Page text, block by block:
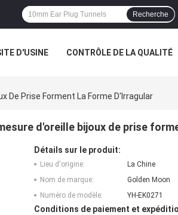
Recherche
D'USINE CONTRÔLE DE LA QUALITÉ
De Prise Forment La Forme D'Irragular
d'oreille bijoux de prise
Détails sur le produit:
Lieu d'origine:
La Chine
Nom de marque:
Golden Moon
Numéro de modèle:
YH-EK0271
Conditions de paiement et